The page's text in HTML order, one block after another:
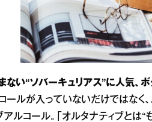
ない“ソバーキュリアス”に人気、
ールが入っていないだけではなく
アルコール。「オルタナティブと